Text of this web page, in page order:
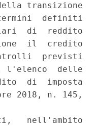
transizione
termini  definiti
di  reddito
il  credito
previsti
l'elenco  delle
di  imposta
2018, n. 145,
nell'ambito